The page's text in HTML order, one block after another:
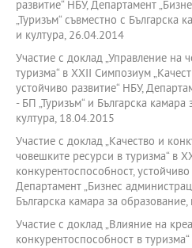
развитие“ НБУ, Департамент
„Туризъм“ съвместно с Българска
и култура, 26.04.2014
Участие с доклад „Управление на
туризма“ в XXII Симпозиум
устойчиво развитие“ НБУ,
- БП „Туризъм“ и Българска
култура, 18.04.2015
Участие с доклад „Качество и
човешките ресурси в туризма“ в
конкурентоспособност,
Департамент „Бизнес
Българска камара за
Участие с доклад „Влияние на
конкурентоспособност в